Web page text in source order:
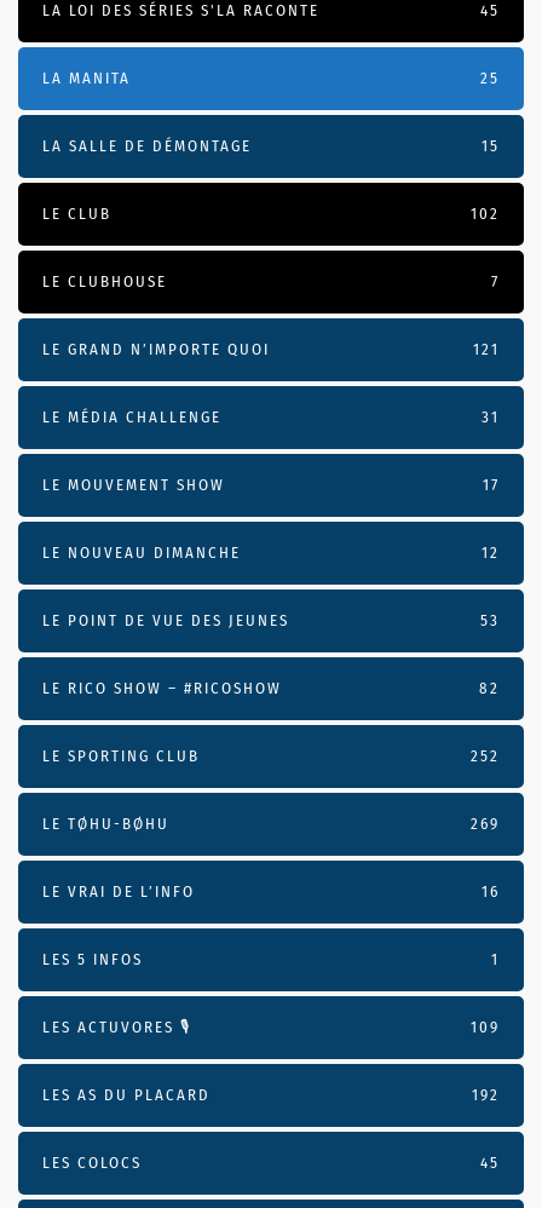
LA LOI DES SÉRIES S'LA RACONTE 45
LA MANITA 25
LA SALLE DE DÉMONTAGE 15
LE CLUB 102
LE CLUBHOUSE 7
LE GRAND N’IMPORTE QUOI 121
LE MÉDIA CHALLENGE 31
LE MOUVEMENT SHOW 17
LE NOUVEAU DIMANCHE 12
LE POINT DE VUE DES JEUNES 53
LE RICO SHOW – #RICOSHOW 82
LE SPORTING CLUB 252
LE TØHU-BØHU 269
LE VRAI DE L’INFO 16
LES 5 INFOS 1
LES ACTUVORES 🎙 109
LES AS DU PLACARD 192
LES COLOCS 45